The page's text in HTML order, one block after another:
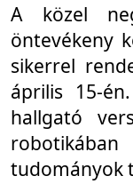
A közel
öntevékeny
sikerrel
április 15-
hallgató
tudományok